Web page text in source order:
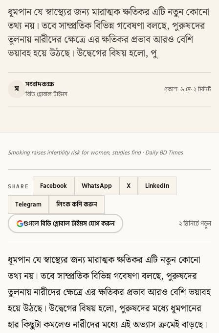
ধূমপান যে স্বাস্থ্যের জন্য মারাত্মক ক্ষতিকর এটি নতুন কোনো
তথ্য নয়। তবে সাম্প্রতিক বিভিন্ন গবেষণা বলছে, পুরুষদের
তুলনায় নারীদের ক্ষেত্রে এর ক্ষতিকর প্রভাব আরও বেশি
ভয়াবহ হয়ে উঠছে। উদ্বেগের বিষয় হলো, পু
স সংবাদকক্ষ
বিডি গ্লোবাল টাইমস
প্রকাশ: ৬ মে· ২ মিনিট
Smoking raises infertility risk for women, studies find · Daily BD Times
SHARE Facebook WhatsApp X
LinkedIn
Telegram
লিংক কপি করুন
গুগলে বিডি গ্লোবাল টাইমস যোগ করুন
২ মিনিটে পড়ুন
ধূমপান যে স্বাস্থ্যের জন্য মারাত্মক ক্ষতিকর এটি নতুন কোনো
তথ্য নয়। তবে সাম্প্রতিক বিভিন্ন গবেষণা বলছে, পুরুষদের
তুলনায় নারীদের ক্ষেত্রে এর ক্ষতিকর প্রভাব আরও বেশি ভয়াবহ
হয়ে উঠছে। উদ্বেগের বিষয় হলো, পুরুষদের মধ্যে ধূমপানের
হার কিছুটা কমলেও নারীদের মধ্যে এই অভ্যাস ক্রমেই বাড়ছে।